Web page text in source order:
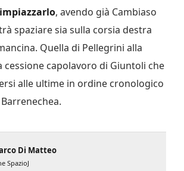
, avendo già Cambiaso
spaziare sia sulla corsia destra
Quella di Pellegrini alla
cessione capolavoro di Giuntoli che
alle ultime in ordine cronologico
Di Matteo
SpazioJ